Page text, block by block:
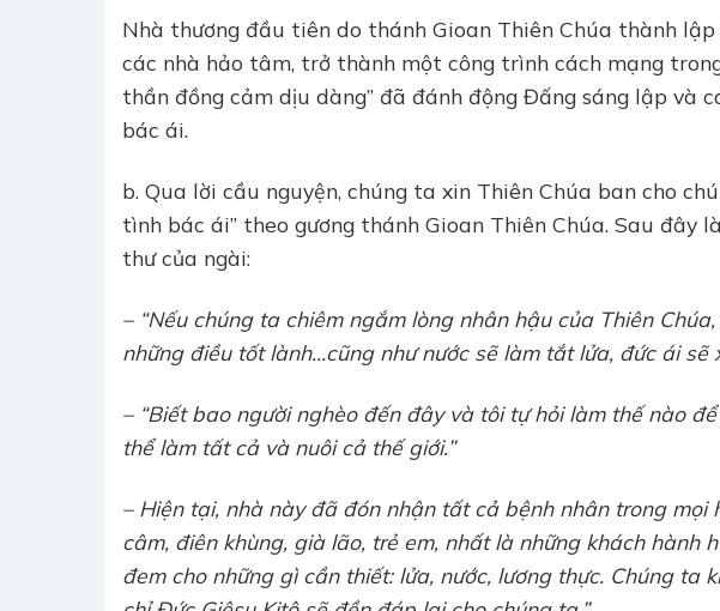
Nhà thương đầu tiên do thánh Gioan Thiên Chúa thành
các nhà hảo tâm, trở thành một công trình cách mạng
thần đồng cảm dịu dàng” đã đánh động Đấng sáng lập và
bác ái.
b. Qua lời cầu nguyện, chúng ta xin Thiên Chúa ban cho
tình bác ái” theo gương thánh Gioan Thiên Chúa. Sau đây
thư của ngài:
– “Nếu chúng ta chiêm ngắm lòng nhân hậu của Thiên
những điều tốt lành…cũng như nước sẽ làm tắt lửa, đức ái sẽ
– “Biết bao người nghèo đến đây và tôi tự hỏi làm thế nào
thể làm tất cả và nuôi cả thế giới.”
– Hiện tại, nhà này đã đón nhận tất cả bệnh nhân trong mọi
câm, điên khùng, già lão, trẻ em, nhất là những khách hành
đem cho những gì cần thiết: lửa, nước, lương thực. Chúng ta